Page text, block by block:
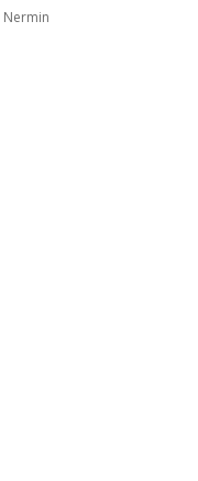
Nermin